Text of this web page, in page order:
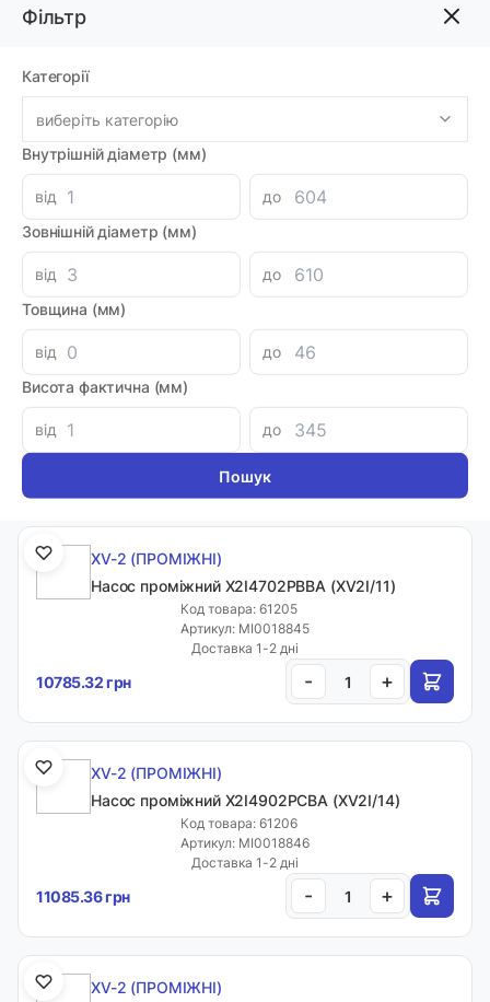
Фільтр
Категорії
виберіть категорію
Внутрішній діаметр (мм)
від
до
Зовнішній діаметр (мм)
від
до
Товщина (мм)
від
до
Висота фактична (мм)
від до
XV-2 (ПРОМІЖНІ)
Насос проміжний X2I4302PBBA (XV2I/6)
Код товара: 61203
Артикул: MI0018843
Доставка 1-2 дні
Насос проміжний X2I4502PBBA (XV2I/9)
Код товара: 61204
Артикул: MI0018844
Доставка 1-2 дні
XV-2 (ПРОМІЖНІ)
Насос проміжний X2I4702PBBA (XV2I/11)
Код товара: 61205
Артикул: MI0018845
Доставка 1-2 дні
10785.32 грн - +
XV-2 (ПРОМІЖНІ)
Насос проміжний X2I4902PCBA (XV2I/14)
Код товара: 61206
Артикул: MI0018846
Доставка 1-2 дні
11085.36 грн - +
XV-2 (ПРОМІЖНІ)